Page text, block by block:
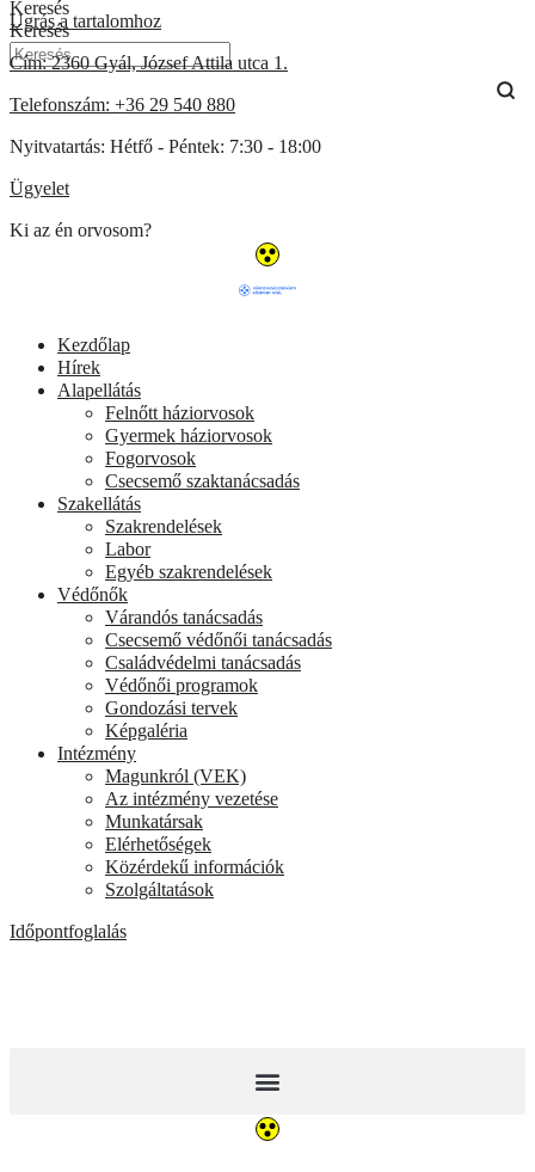
Ugrás a tartalomhoz
Cím:2360 Gyál, József Attila utca 1.
Telefonszám: +36 29 540 880
Nyitvatartás: Hétfő - Péntek: 7:30 - 18:00
Ügyelet
Ki az én orvosom?
Kezdőlap
Hírek
Alapellátás
Felnőtt háziorvosok
Gyermek háziorvosok
Fogorvosok
Csecsemő szaktanácsadás
Szakellátás
Szakrendelések
Labor
Egyéb szakrendelések
Védőnők
Várandós tanácsadás
Csecsemő védőnői tanácsadás
Családvédelmi tanácsadás
Védőnői programok
Gondozási tervek
Képgaléria
Intézmény
Magunkról (VEK)
Az intézmény vezetése
Munkatársak
Elérhetőségek
Közérdekű információk
Szolgáltatások
Időpontfoglalás
Keresés
Keresés